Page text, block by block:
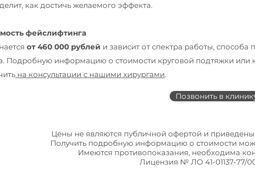
как достичь желаемого эффекта.
фейслифтинга
от 460 000 рублей и зависит от спектра работы,
Подробную информацию о стоимости круговой подтяжки или
на консультации с нашими хирургами.
Позвонить в
Цены не являются публичной офертой и
Получить подробную информацию о стоимости
Имеются противопоказания, необходима
Лицензия № ЛО 41-01137-77/